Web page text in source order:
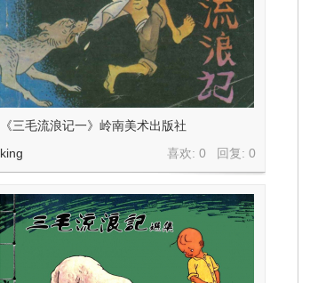
《三毛流浪记一》岭南美术出版社
喜欢: 0 回复:0
king